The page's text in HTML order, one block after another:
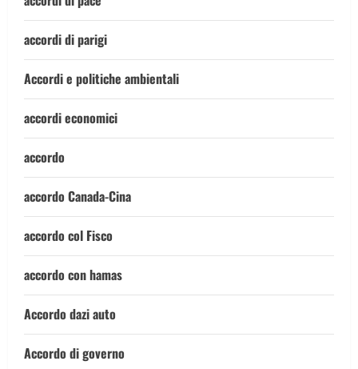
accordi di parigi
Accordi e politiche ambientali
accordi economici
accordo
accordo Canada-Cina
accordo col Fisco
accordo con hamas
Accordo dazi auto
Accordo di governo